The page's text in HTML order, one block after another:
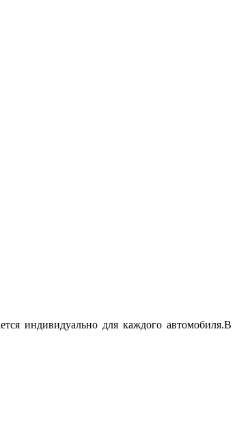
индивидуально для каждого автомобиля.В